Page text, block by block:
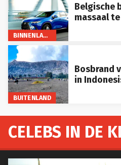
BINNENLAND
Belgische
massaal
BUITENLAND
Bosbrand
in
CELEBS IN DE